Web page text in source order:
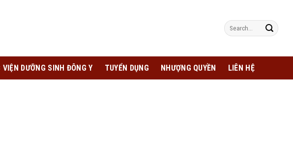
Search
for:
VIỆN DƯỠNG SINH ĐÔNG Y TUYỂN DỤNG NHƯỢNG QUYỀN LIÊN HỆ